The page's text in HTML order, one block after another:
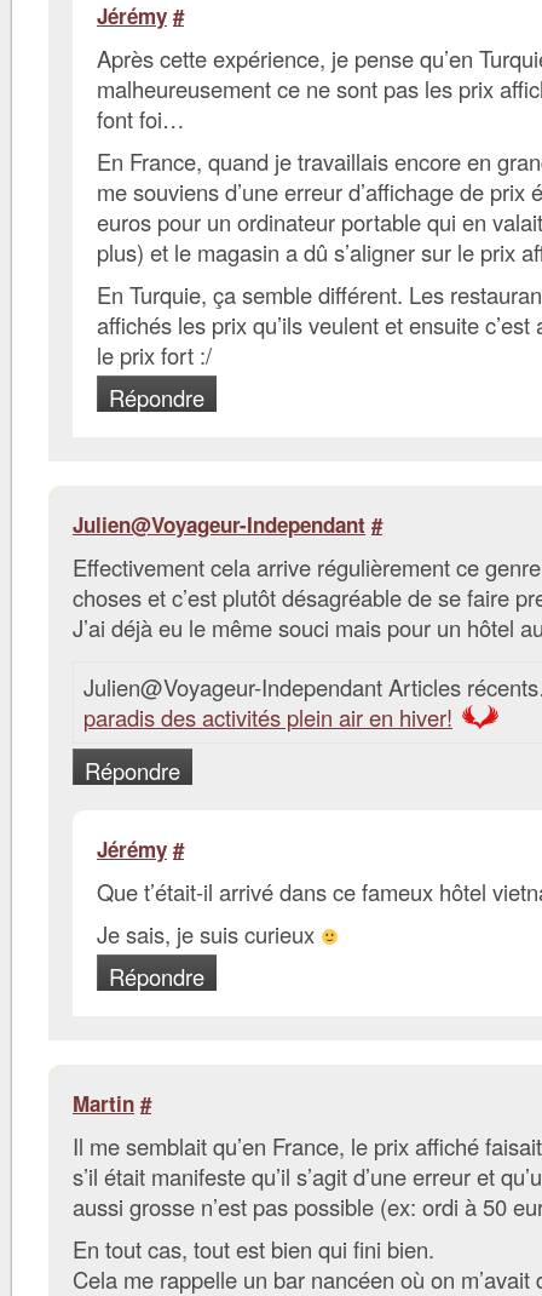
Jérémy #
Après cette expérience, je pense qu’en
malheureusement ce ne sont pas les prix
font foi…
En France, quand je travaillais encore en
me souviens d’une erreur d’affichage de prix
euros pour un ordinateur portable qui en
plus) et le magasin a dû s’aligner sur le prix
En Turquie, ça semble différent. Les
affichés les prix qu’ils veulent et ensuite
le prix fort :/
Répondre
Julien@Voyageur-Independant #
Effectivement cela arrive régulièrement ce
choses et c’est plutôt désagréable de se faire
J’ai déjà eu le même souci mais pour un hôtel
Julien@Voyageur-Independant Articles
paradis des activités plein air en hiver!
Répondre
Jérémy #
Que t’était-il arrivé dans ce fameux hôtel
Je sais, je suis curieux
Répondre
Martin #
Il me semblait qu’en France, le prix affiché
s’il était manifeste qu’il s’agit d’une erreur et
aussi grosse n’est pas possible (ex: ordi à 50
En tout cas, tout est bien qui fini bien.
Cela me rappelle un bar nancéen où on m’avait